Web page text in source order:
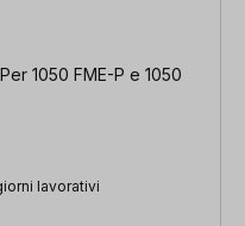
1050 FME-P e 1050
lavorativi